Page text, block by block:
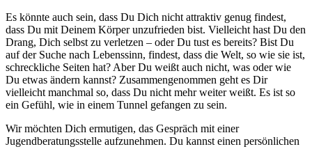
Es könnte auch sein, dass Du Dich nicht attraktiv genug findest,
dass Du mit Deinem Körper unzufrieden bist. Vielleicht hast Du den
Drang, Dich selbst zu verletzen – oder Du tust es bereits? Bist Du
auf der Suche nach Lebenssinn, findest, dass die Welt, so wie sie ist,
schreckliche Seiten hat? Aber Du weißt auch nicht, was oder wie
Du etwas ändern kannst? Zusammengenommen geht es Dir
vielleicht manchmal so, dass Du nicht mehr weiter weißt. Es ist so
ein Gefühl, wie in einem Tunnel gefangen zu sein.
Wir möchten Dich ermutigen, das Gespräch mit einer
Jugendberatungsstelle aufzunehmen. Du kannst einen persönlichen